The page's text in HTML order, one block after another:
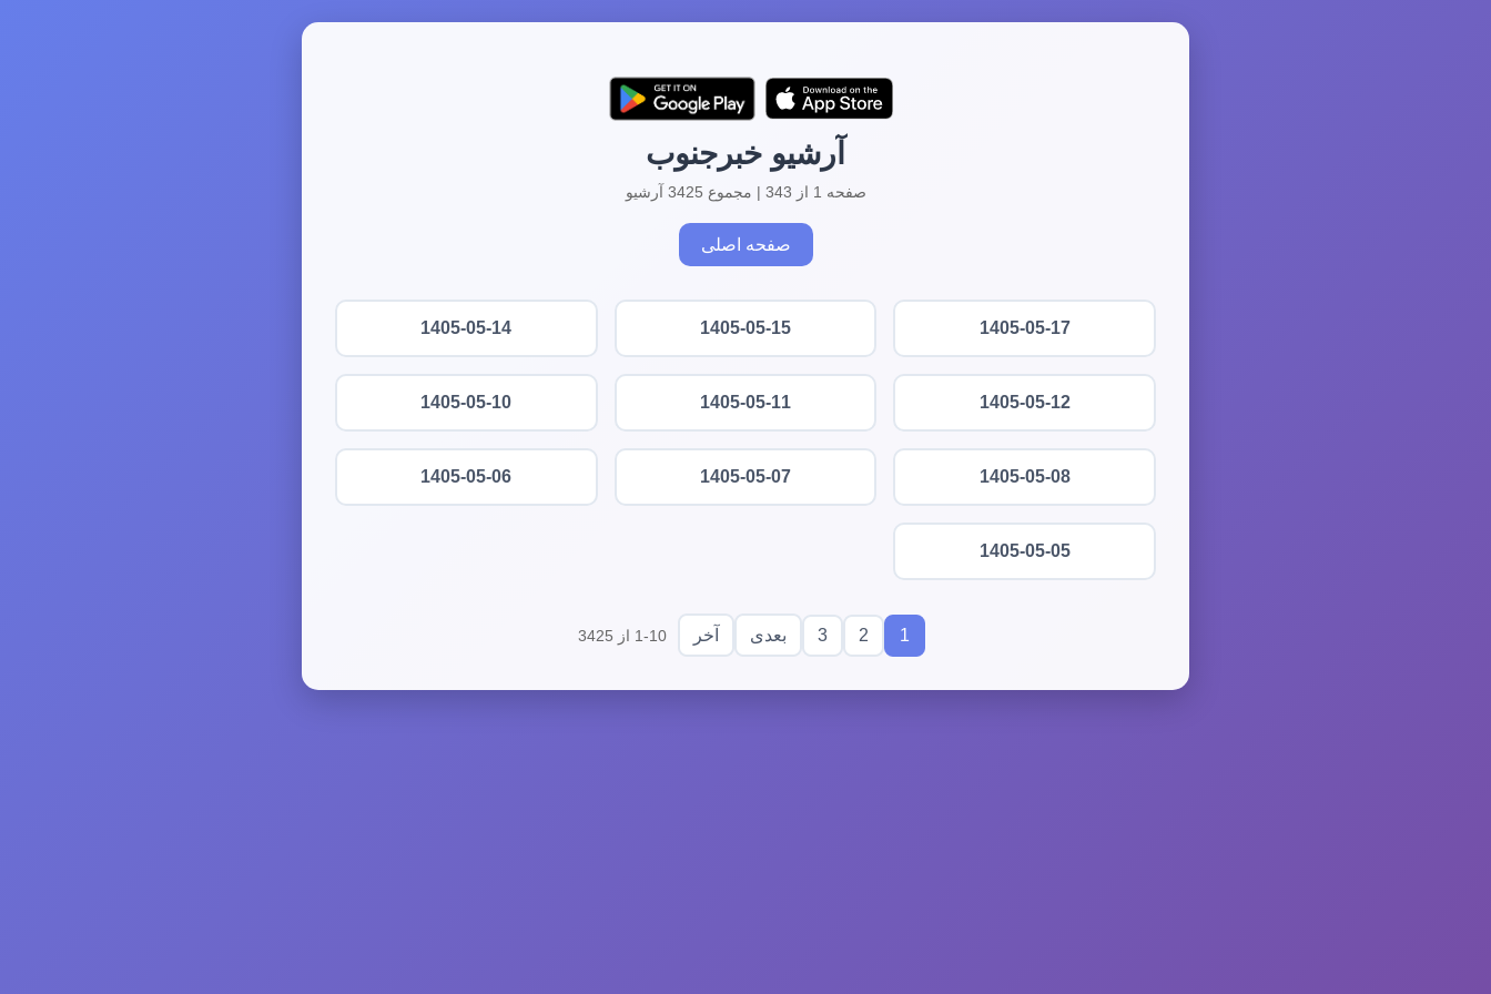
آرشیو خبرجنوب
صفحه 1 از 343 | مجموع 3425 آرشیو
صفحه اصلی
1405-05-17
1405-05-15
1405-05-14
1405-05-12
1405-05-11
1405-05-10
1405-05-08
1405-05-07
1405-05-06
1405-05-05
1
2
3 بعدی آخر 1-10 از 3425